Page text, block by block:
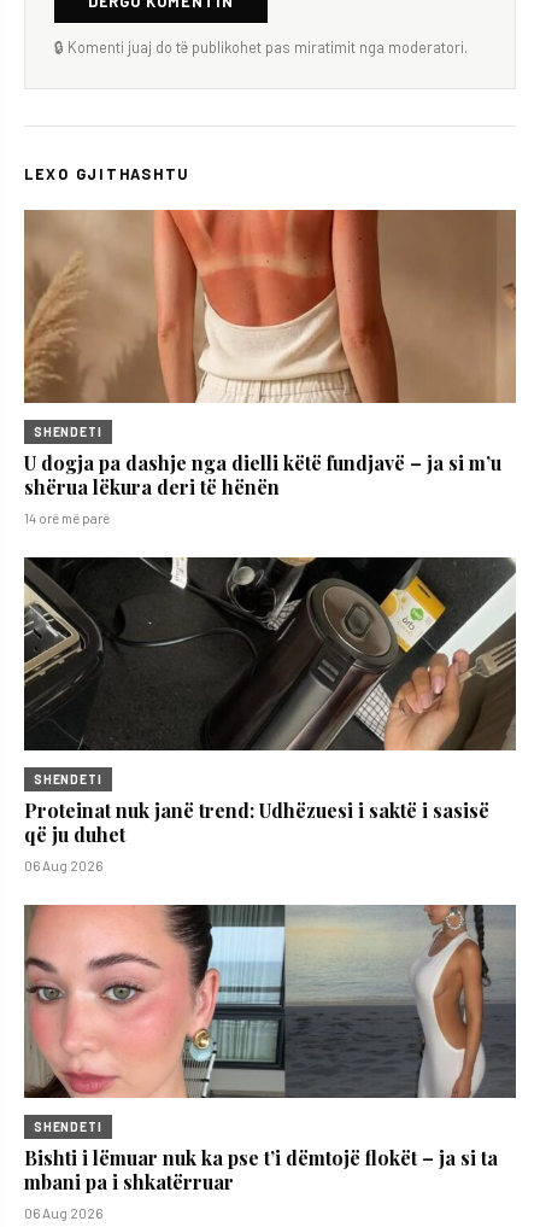
🔒 Komenti juaj do të publikohet pas miratimit nga moderatori.
LEXO GJITHASHTU
SHENDETI
U dogja pa dashje nga dielli këtë fundjavë – ja si m’u
shërua lëkura deri të hënën
14 orë më parë
SHENDETI
Proteinat nuk janë trend: Udhëzuesi i saktë i sasisë
që ju duhet
06 Aug 2026
SHENDETI
Bishti i lëmuar nuk ka pse t’i dëmtojë flokët – ja si ta
mbani pa i shkatërruar
06 Aug 2026